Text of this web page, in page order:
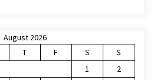
August 2026
T F S
S
1
2